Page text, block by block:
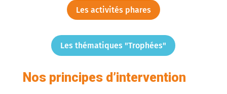
Les activités phares
Les thématiques "Trophées"
Nos principes d’intervention